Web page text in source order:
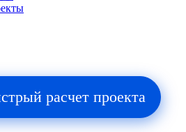
расчет проекта